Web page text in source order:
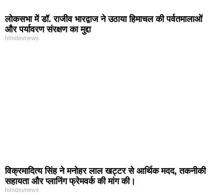
लोकसभा में डॉ. राजीव भारद्वाज ने उठाया हिमाचल की पर्वतमालाओं
और पर्यावरण संरक्षण का मुद्दा
himdevnews
विक्रमादित्य सिंह ने मनोहर लाल खट्टर से आर्थिक मदद, तकनीकी
सहायता और प्लानिंग फ्रेमवर्क की मांग की।
himdevnews